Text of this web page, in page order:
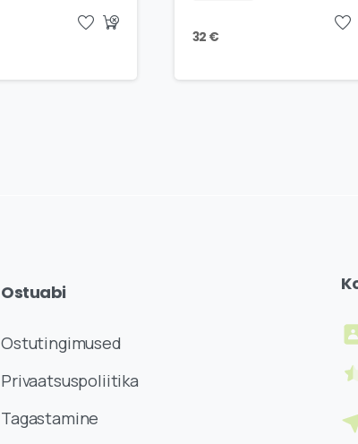
32 €
Ostuabi
Ostutingimused
Privaatsuspoliitika
Tagastamine